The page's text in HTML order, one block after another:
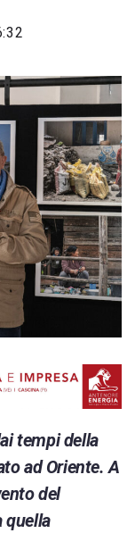
tempi della
ad Oriente. A
del
quella